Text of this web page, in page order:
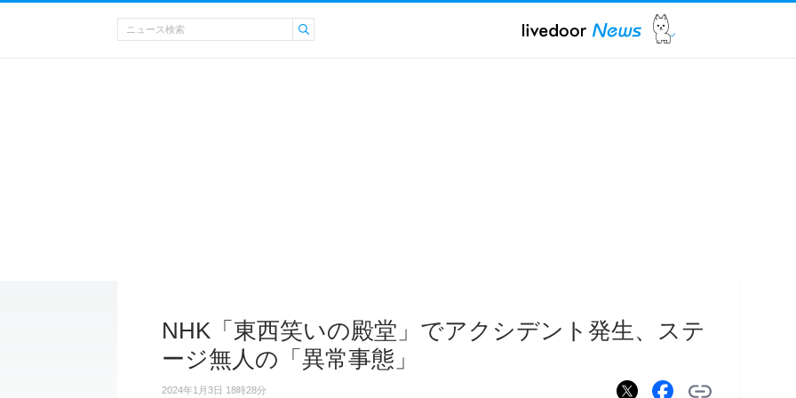
NHK「東西笑いの殿堂」でアクシデント発生、ステ
ージ無人の「異常事態」
2024年1月3日 18時28分